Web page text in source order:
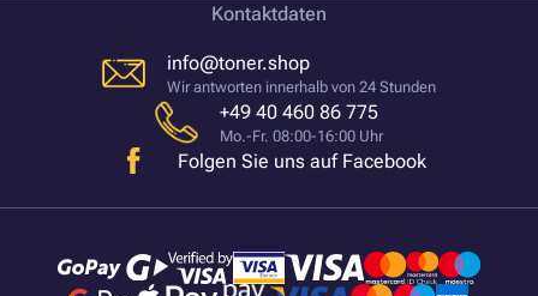
Kontaktdaten
info@toner.shop
Wir antworten innerhalb von 24 Stunden
+49 40 460 86 775
Mo.-Fr. 08:00-16:00 Uhr
Folgen Sie uns auf Facebook